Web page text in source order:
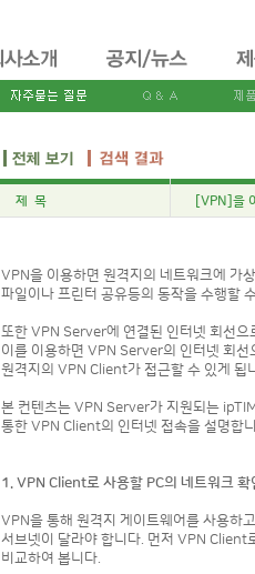
제 목 [VPN]을
VPN을 이용하면 원격지의 네트워크에 가
파일이나 프린터 공유등의 동작을 수행할
또한 VPN Server에 연결된 인터넷 회선
이를 이용하면 VPN Server의 인터넷 회
원격지의 VPN Client가 접근할 수 있게 됩
본 컨텐츠는 VPN Server가 지원되는
통한 VPN Client의 인터넷 접속을 설명합
1. VPN Client로 사용할 PC의 네트워크 확
VPN을 통해 원격지 게이트웨어를 사용하
서브넷이 달라야 합니다. 먼저 VPN Client
비교하여 봅니다.